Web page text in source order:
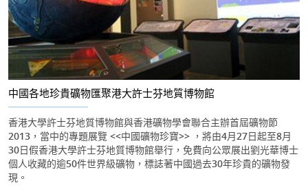
中國各地珍貴礦物匯聚港大許士芬地質博物館
香港大學許士芬地質博物館與香港礦物學會聯合主辦首屆礦物節
2013，當中的專題展覽 <<中國礦物珍寶>> ，將由4月27日起至8月
30日假香港大學許士芬地質博物館舉行，免費向公眾展出劉光華博士
個人收藏的逾50件世界級礦物，標誌著中國過去30年珍貴的礦物發
現。